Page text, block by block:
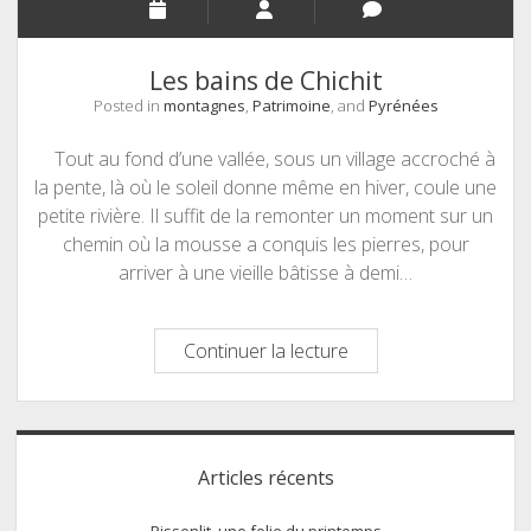
Les bains de Chichit
Posted in montagnes, Patrimoine, and Pyrénées
Tout au fond d’une vallée, sous un village accroché à
la pente, là où le soleil donne même en hiver, coule une
petite rivière. Il suffit de la remonter un moment sur un
chemin où la mousse a conquis les pierres, pour
arriver à une vieille bâtisse à demi…
Continuer la lectureLes
bains
de
Chichit
Sidebar
Articles récents